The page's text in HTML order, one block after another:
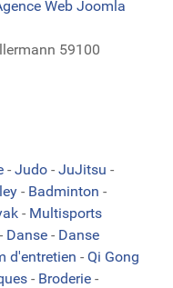
Web Joomla
59100
- Judo - JuJitsu -
- Badminton -
- Multisports
- Danse - Danse
d'entretien - Qi Gong
- Broderie -